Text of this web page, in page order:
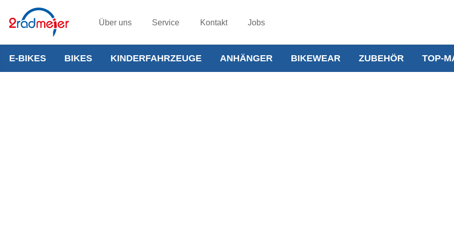
Über uns Service Kontakt Jobs
E-BIKES BIKES KINDERFAHRZEUGE ANHÄNGER BIKEWEAR ZUBEHÖR TOP-